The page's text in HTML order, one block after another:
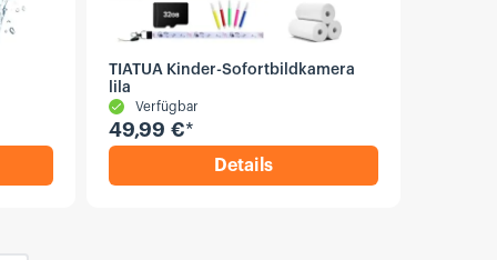
S72 wasserdichte Kinderkamera Rosa
TIATUA Kinder-Sofortbildkamera
lila
Verfügbar
49,99 €*
Details
TIATUA Kinder-